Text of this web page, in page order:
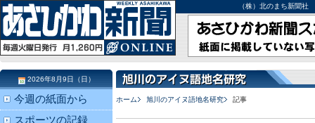
（株）北のまち新聞
ホーム 旭川のアイヌ語地名研究 記事
2026年8月9日（日）
今週の紙面から
スポーツの記録